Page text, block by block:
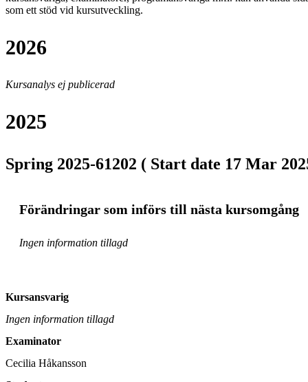
som ett stöd vid kursutveckling.
2026
Kursanalys ej publicerad
2025
Spring 2025-61202 ( Start date 17 Mar
Förändringar som införs till nästa kursomgång
Ingen information tillagd
Kursansvarig
Ingen information tillagd
Examinator
Cecilia Håkansson